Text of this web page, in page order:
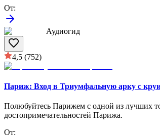
От:
Аудиогид
4,5 (752)
Париж: Вход в Триумфальную арку с
Полюбуйтесь Парижем с одной из лучших
достопримечательностей Парижа.
От: